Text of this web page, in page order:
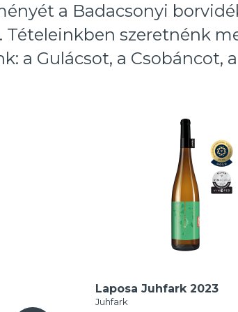
a Badacsonyi
szeretnénk
a Gulácsot, a Csobáncot,
Laposa Juhfark 2023
Juhfark